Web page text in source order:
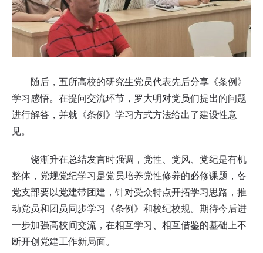
随后，五所高校的研究生党员代表先后分享《条例》
学习感悟。在提问交流环节，罗大明对党员们提出的问题
进行解答，并就《条例》学习方式方法给出了建设性意
见。
饶渐升在总结发言时强调，党性、党风、党纪是有机
整体，党规党纪学习是党员培养党性修养的必修课题，各
党支部要以党建带团建，针对受众特点开拓学习思路，推
动党员和团员同步学习《条例》和校纪校规。期待今后进
一步加强高校间交流，在相互学习、相互借鉴的基础上不
断开创党建工作新局面。